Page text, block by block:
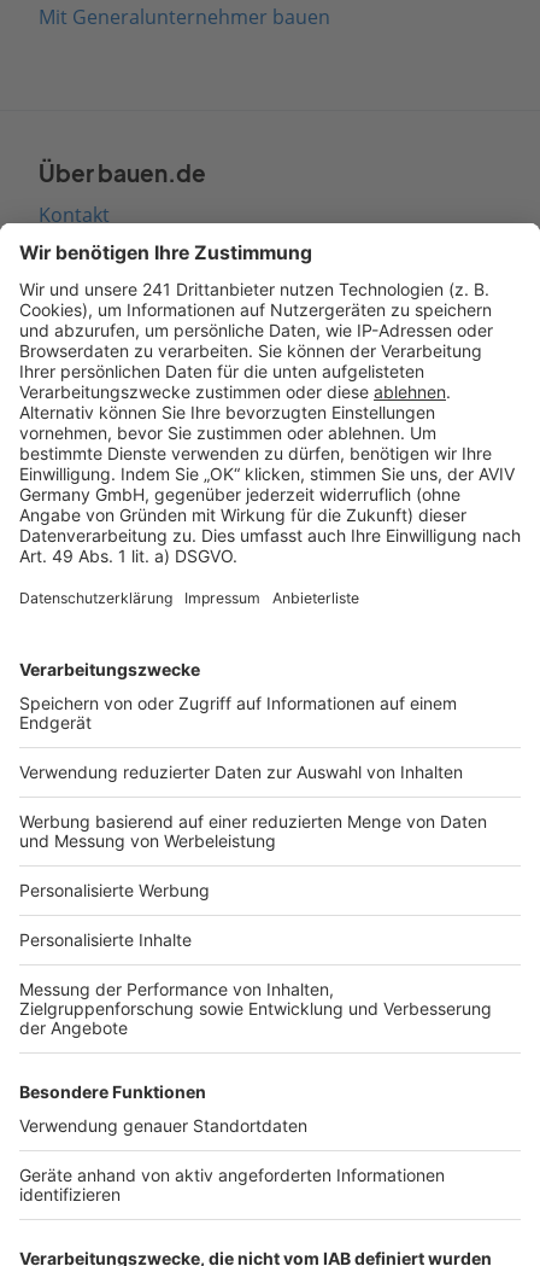
Mit Generalunternehmer bauen
Über bauen.de
Kontakt
Seitenaufbau
Barrierefreiheit
Cookie Einstellungen
Rechtliches
AGB-Übersicht
Datenschutz
Impressum
Services
Bauprojekt-Quiz
Häuser-Suche
Hausanbieter-Suche
Bauprojekt-Profil
Für Unternehmen
Ihre Baufirma auf bauen.de
Kostenloses Infogespräch